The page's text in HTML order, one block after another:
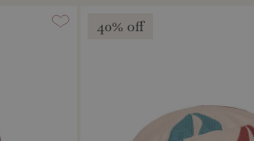
40% off